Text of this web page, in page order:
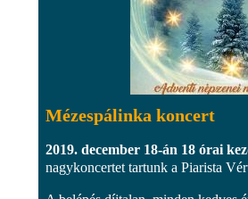
Mézespálinka koncert
2019. december 18-án 18 órai
nagykoncertet tartunk a Piarista